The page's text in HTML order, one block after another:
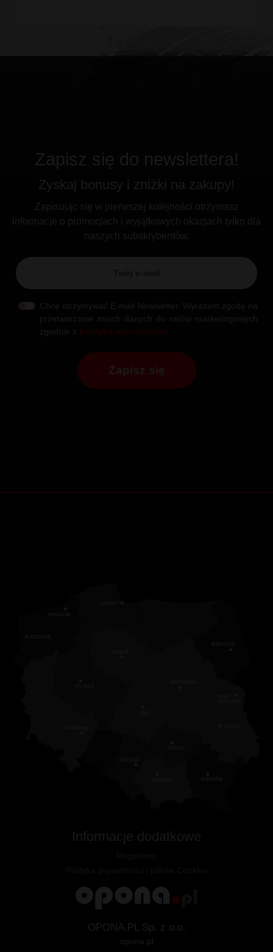
Zapisz się do newslettera!
Zyskaj bonusy i zniżki na zakupy!
Zapisując się w pierwszej kolejności otrzymasz
informacje o promocjach i wyjątkowych okazjach tylko dla
naszych subskrybentów.
Chcę otrzymywać E-mail Newsletter. Wyrażam zgodę na
przetwarzanie moich danych do celów marketingowych
zgodnie z polityką prywatności
Zapisz się
Informacje dodatkowe
OPONA.PL Sp. z o.o.
opona.pl